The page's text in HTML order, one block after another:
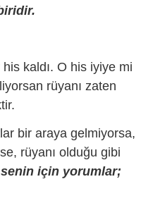
kaldı. O his iyiye mi
rüyanı zaten
bir araya gelmiyorsa,
rüyanı olduğu gibi
için yorumlar;